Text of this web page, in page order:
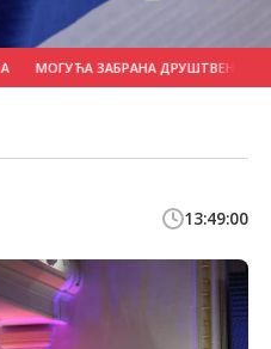
МОГУЋА ЗАБРАНА ДРУШТВЕНИХ
13:49:00